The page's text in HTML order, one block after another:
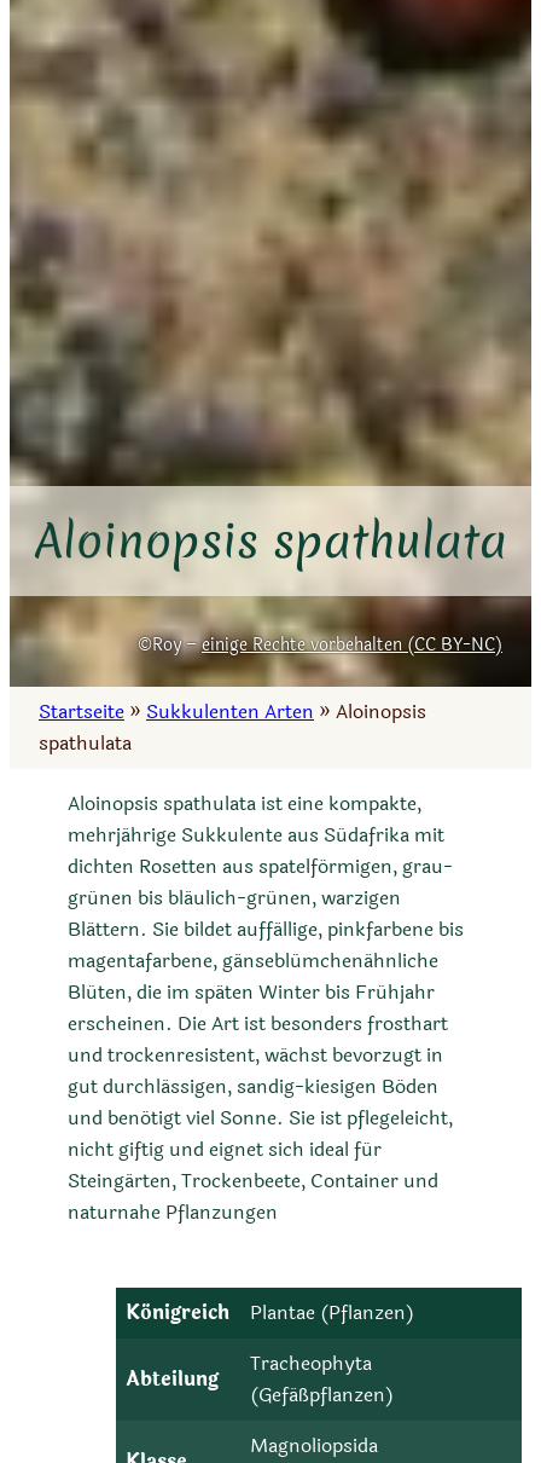
Aloinopsis spathulata
Roy –einige Rechte vorbehalten (CC BY-NC)
Startseite » Sukkulenten Arten » Aloinopsis
spathulata
Aloinopsis spathulata ist eine kompakte,
mehrjährige Sukkulente aus Südafrika mit
dichten Rosetten aus spatelförmigen, grau-
grünen bis bläulich-grünen, warzigen
Blättern. Sie bildet auffällige, pinkfarbene bis
magentafarbene, gänseblümchenähnliche
Blüten, die im späten Winter bis Frühjahr
erscheinen. Die Art ist besonders frosthart
und trockenresistent, wächst bevorzugt in
gut durchlässigen, sandig-kiesigen Böden
und benötigt viel Sonne. Sie ist pflegeleicht,
nicht giftig und eignet sich ideal für
Steingärten, Trockenbeete, Container und
naturnahe Pflanzungen
Königreich Plantae (Pflanzen)
Abteilung
Tracheophyta
(Gefäßpflanzen)
Magnoliopsida